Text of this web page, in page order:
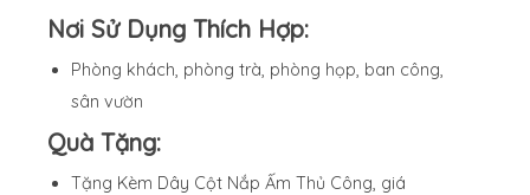
Nơi Sử Dụng Thích Hợp:
Phòng khách, phòng trà, phòng họp, ban công,
sân vườn
Quà Tặng:
Tặng Kèm Dây Cột Nắp Ấm Thủ Công, giá